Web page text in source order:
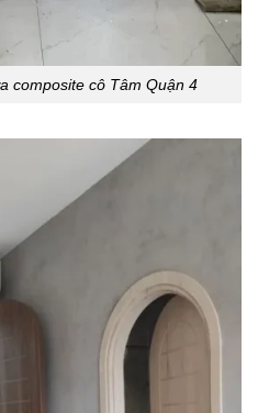
composite cô Tâm Quận 4